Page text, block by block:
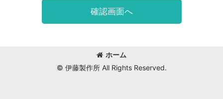
確認画面へ
ホーム
© 伊藤製作所 All Rights Reserved.